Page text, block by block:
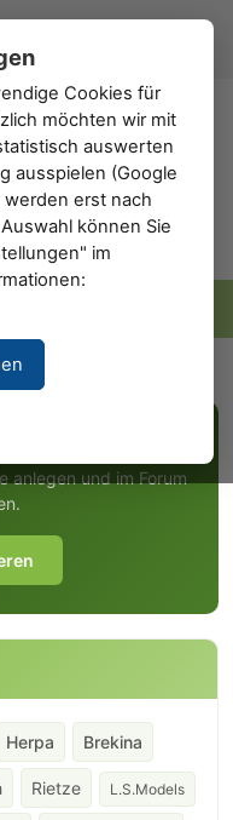
anlegen und im Forum
Herpa Brekina
Rietze L.S.Models
Cookies für
möchten wir mit
auswerten
ausspielen (Google
werden erst nach
können Sie
im